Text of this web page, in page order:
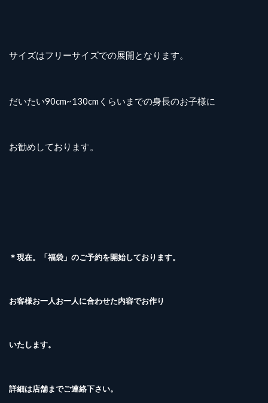
サイズはフリーサイズでの展開となります。
だいたい90cm~130cmくらいまでの身長のお子様に
お勧めしております。
＊現在。「福袋」のご予約を開始しております。
お客様お一人お一人に合わせた内容でお作り
いたします。
詳細は店舗までご連絡下さい。